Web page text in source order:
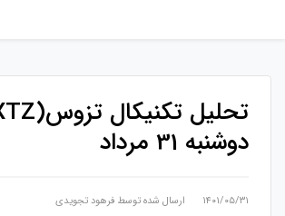
دوشنبه 31 مرداد
۱۴۰۱/۰۵/۳۱ ارسال شده توسط فرهود تجویدی